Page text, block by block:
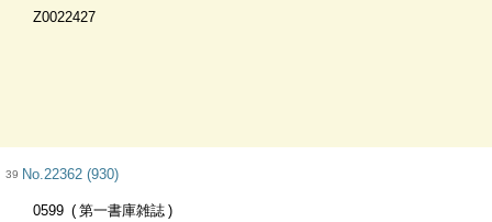
Z0022427
39 No.22362 (930)
0599
第一書庫雑誌